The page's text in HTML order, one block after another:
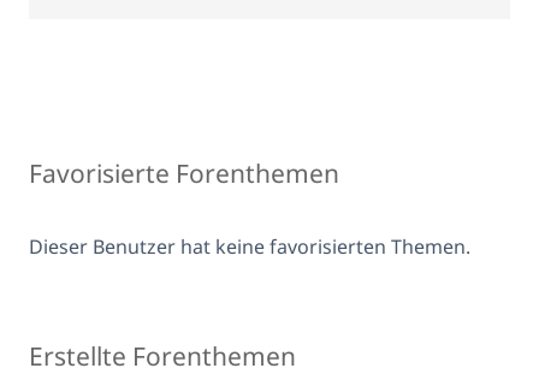
Favorisierte Forenthemen
Dieser Benutzer hat keine favorisierten Themen.
Erstellte Forenthemen